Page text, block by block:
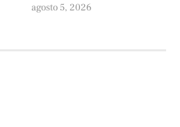
agosto 5, 2026